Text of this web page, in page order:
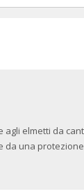
elmetti da
da una